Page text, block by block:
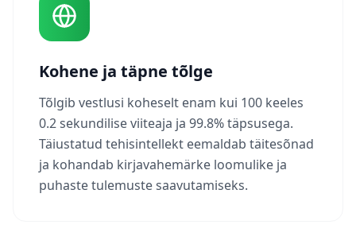
Kohene ja täpne tõlge
Tõlgib vestlusi koheselt enam kui 100 keeles
0.2 sekundilise viiteaja ja 99.8% täpsusega.
Täiustatud tehisintellekt eemaldab täitesõnad
ja kohandab kirjavahemärke loomulike ja
puhaste tulemuste saavutamiseks.